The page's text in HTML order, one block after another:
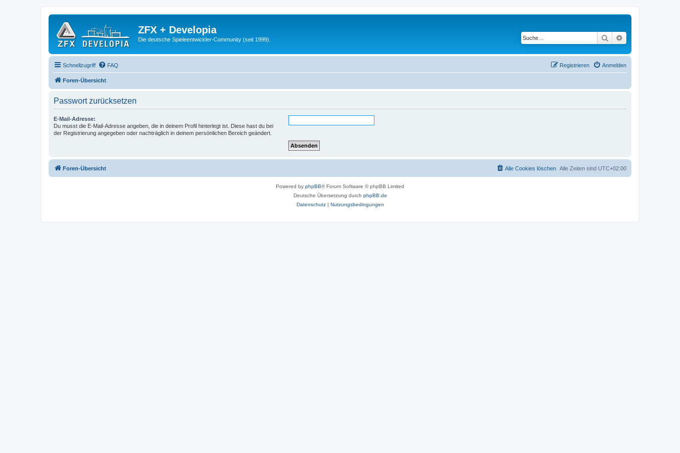
ZFX + Developia
Die deutsche Spieleentwickler-Community (seit 1999). Suche
Schnellzugriff FAQ Anmelden
Registrieren
Foren-Übersicht
Passwort zurücksetzen
E-Mail-Adresse:
Du musst die E-Mail-Adresse angeben, die in deinem Profil hinterlegt ist. Diese hast du bei
der Registrierung angegeben oder nachträglich in deinem persönlichen Bereich geändert.
Foren-Übersicht Alle Zeiten sind UTC+02:00
Alle Cookies löschen
Powered by phpBB® Forum Software © phpBB Limited
Deutsche Übersetzung durch phpBB.de
Datenschutz| Nutzungsbedingungen